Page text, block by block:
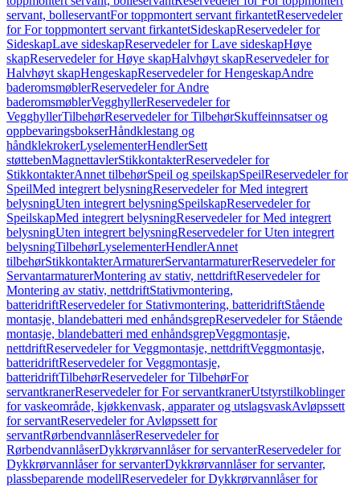
servant, bolleservantFor toppmontert servant firkantetReservedeler
for For toppmontert servant firkantetSideskapReservedeler for
SideskapLave sideskapReservedeler for Lave sideskapHøye
skapReservedeler for Høye skapHalvhøyt skapReservedeler for
Halvhøyt skapHengeskapReservedeler for HengeskapAndre
baderomsmøblerReservedeler for Andre
baderomsmøblerVegghyllerReservedeler for
VegghyllerTilbehørReservedeler for TilbehørSkuffeinnsatser og
oppbevaringsbokserHåndklestang og
håndklekrokerLyselementerHendlerSett
støttebenMagnettavlerStikkontakterReservedeler for
StikkontakterAnnet tilbehørSpeil og speilskapSpeilReservedeler for
SpeilMed integrert belysningReservedeler for Med integrert
belysningUten integrert belysningSpeilskapReservedeler for
SpeilskapMed integrert belysningReservedeler for Med integrert
belysningUten integrert belysningReservedeler for Uten integrert
belysningTilbehørLyselementerHendlerAnnet
tilbehørStikkontakterArmaturerServantarmaturerReservedeler for
ServantarmaturerMontering av stativ, nettdriftReservedeler for
Montering av stativ, nettdriftStativmontering,
batteridriftReservedeler for Stativmontering, batteridriftStående
montasje, blandebatteri med enhåndsgrepReservedeler for Stående
montasje, blandebatteri med enhåndsgrepVeggmontasje,
nettdriftReservedeler for Veggmontasje, nettdriftVeggmontasje,
batteridriftReservedeler for Veggmontasje,
batteridriftTilbehørReservedeler for TilbehørFor
servantkranerReservedeler for For servantkranerUtstyrstilkoblinger
for vaskeområde, kjøkkenvask, apparater og utslagsvaskAvløpssett
for servantReservedeler for Avløpssett for
servantRørbendvannlåserReservedeler for
RørbendvannlåserDykkrørvannlåser for servanterReservedeler for
Dykkrørvannlåser for servanterDykkrørvannlåser for servanter,
plassbeparende modellReservedeler for Dykkrørvannlåser for